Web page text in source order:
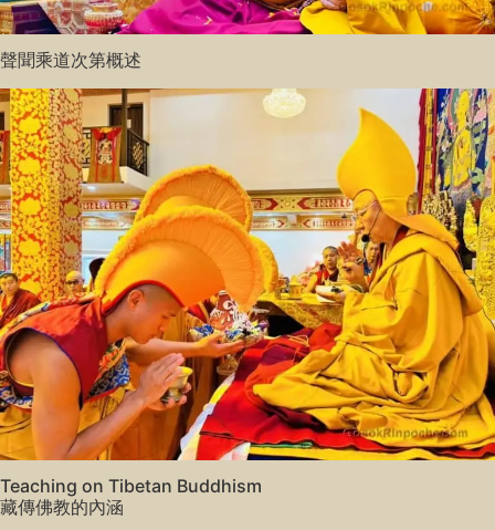
聲聞乘道次第概述
Teaching on Tibetan Buddhism
藏傳佛教的內涵